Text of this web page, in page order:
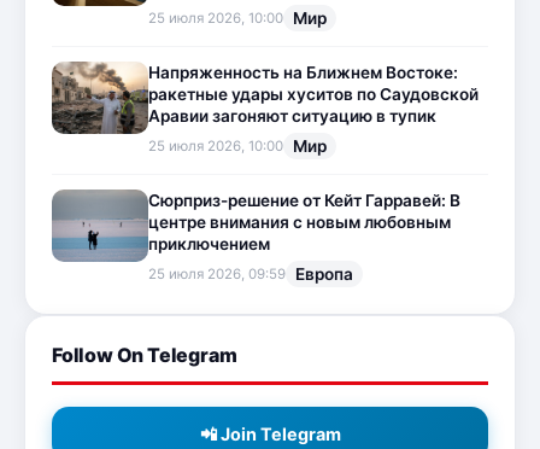
25 июля 2026, 10:00 Мир
Напряженность на Ближнем Востоке:
ракетные удары хуситов по Саудовской
Аравии загоняют ситуацию в тупик
25 июля 2026, 10:00 Мир
Сюрприз-решение от Кейт Гарравей: В
центре внимания с новым любовным
приключением
25 июля 2026, 09:59 Европа
Follow On Telegram
📲 Join Telegram